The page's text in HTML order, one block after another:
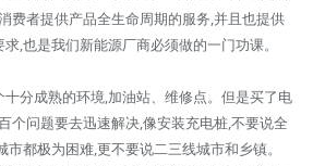
费者提供产品全生命周期的服务,并且也提供
,也是我们新能源厂商必须做的一门功课。
分成熟的环境,加油站、维修点。但是买了电
个问题要去迅速解决,像安装充电桩,不要说全
都极为困难,更不要说二三线城市和乡镇。